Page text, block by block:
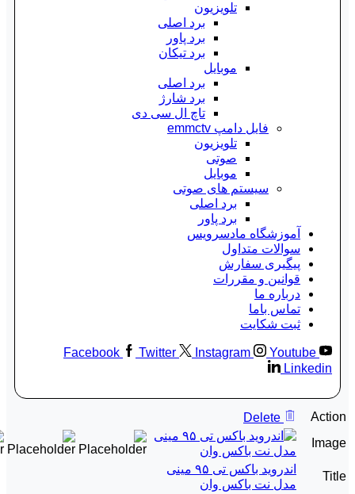
تلویزیون
برد اصلی
برد پاور
برد تیکان
موبایل
برد اصلی
برد شارژ
تاچ ال سی دی
فایل دامپ emmctv
تلویزیون
صوتی
موبایل
سیستم های صوتی
برد اصلی
برد پاور
آموزشگاه مادسرویس
سوالات متداول
پیگیری سفارش
قوانین و مقررات
درباره ما
تماس باما
ثبت شکایت
Facebook Twitter Instagram
Youtube
Linkedin
Action
Delete
Image
Title
اندروید باکس تی ۹۵ مینی
مدل نت باکس وان